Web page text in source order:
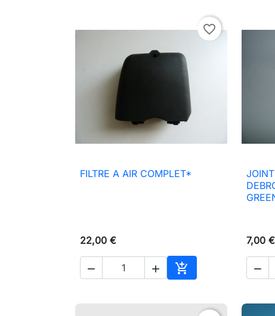
favorite_border
 Aperçu rapide
FILTRE A AIR COMPLET*
22,00 €
  
Ajouter au panier
7,00 €
